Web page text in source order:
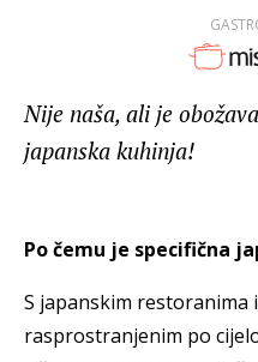
Nije naša, ali je
japanska kuhinja!
Po čemu je specifična
S japanskim restoranima
rasprostranjenim po